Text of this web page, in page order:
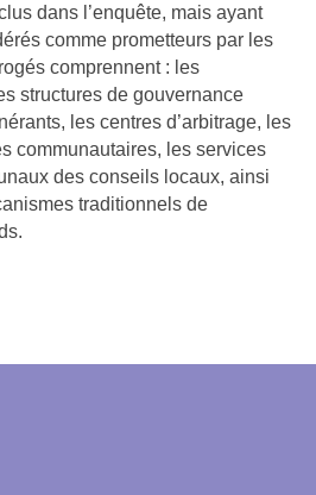
dans l’enquête, mais ayant
comme prometteurs par les
comprennent : les
structures de gouvernance
les centres d’arbitrage, les
communautaires, les services
des conseils locaux, ainsi
traditionnels de